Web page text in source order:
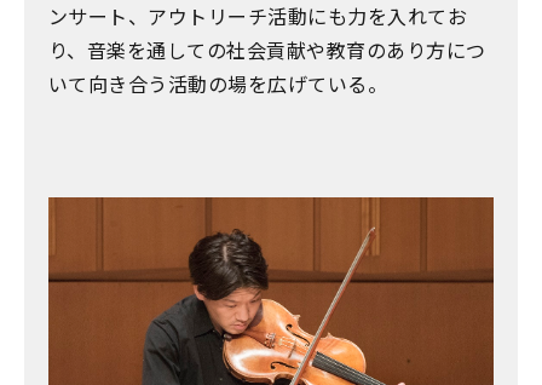
ンサート、アウトリーチ活動にも力を入れてお
り、音楽を通しての社会貢献や教育のあり方につ
いて向き合う活動の場を広げている。